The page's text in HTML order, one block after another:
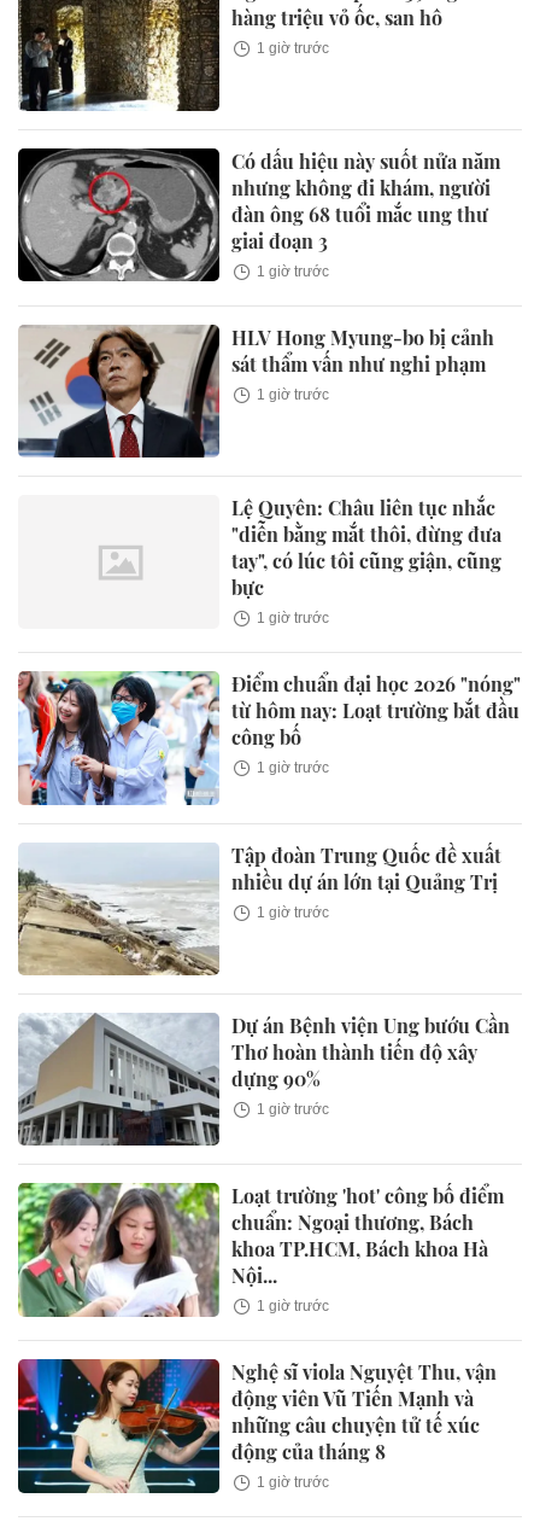
hàng triệu vỏ ốc, san hô
1 giờ trước
Có dấu hiệu này suốt nửa năm
nhưng không đi khám, người
đàn ông 68 tuổi mắc ung thư
giai đoạn 3
1 giờ trước
HLV Hong Myung-bo bị cảnh
sát thẩm vấn như nghi phạm
1 giờ trước
Lệ Quyên: Châu liên tục nhắc
"diễn bằng mắt thôi, đừng đưa
tay", có lúc tôi cũng giận, cũng
bực
1 giờ trước
Điểm chuẩn đại học 2026 "nóng"
từ hôm nay: Loạt trường bắt đầu
công bố
1 giờ trước
Tập đoàn Trung Quốc đề xuất
nhiều dự án lớn tại Quảng Trị
1 giờ trước
Dự án Bệnh viện Ung bướu Cần
Thơ hoàn thành tiến độ xây
dựng 90%
1 giờ trước
Loạt trường 'hot' công bố điểm
chuẩn: Ngoại thương, Bách
khoa TP.HCM, Bách khoa Hà
Nội...
1 giờ trước
Nghệ sĩ viola Nguyệt Thu, vận
động viên Vũ Tiến Mạnh và
những câu chuyện tử tế xúc
động của tháng 8
1 giờ trước